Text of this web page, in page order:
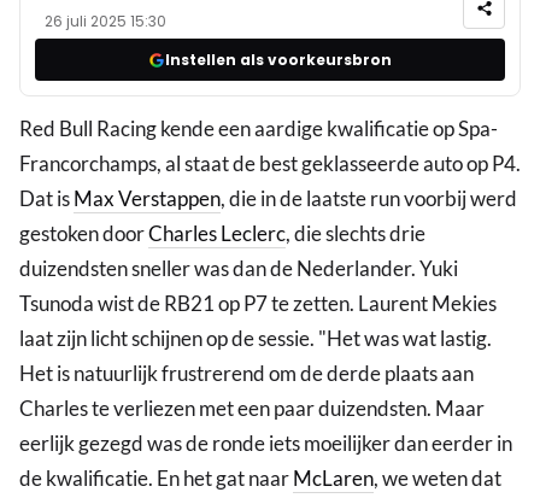
26 juli 2025 15:30
Instellen als voorkeursbron
Red Bull Racing kende een aardige kwalificatie op Spa-
Francorchamps, al staat de best geklasseerde auto op P4.
Dat isMax Verstappen, die in de laatste run voorbij werd
gestoken doorCharles Leclerc, die slechts drie
duizendsten sneller was dan de Nederlander. Yuki
Tsunoda wist de RB21 op P7 te zetten. Laurent Mekies
laat zijn licht schijnen op de sessie. "Het was wat lastig.
Het is natuurlijk frustrerend om de derde plaats aan
Charles te verliezen met een paar duizendsten. Maar
eerlijk gezegd was de ronde iets moeilijker dan eerder in
de kwalificatie. En het gat naarMcLaren, we weten dat